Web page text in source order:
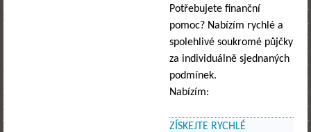
Potřebujete finanční
pomoc? Nabízím rychlé a
spolehlivé soukromé půjčky
za individuálně sjednaných
podmínek.
Nabízím:
ZÍSKEJTE RYCHLÉ